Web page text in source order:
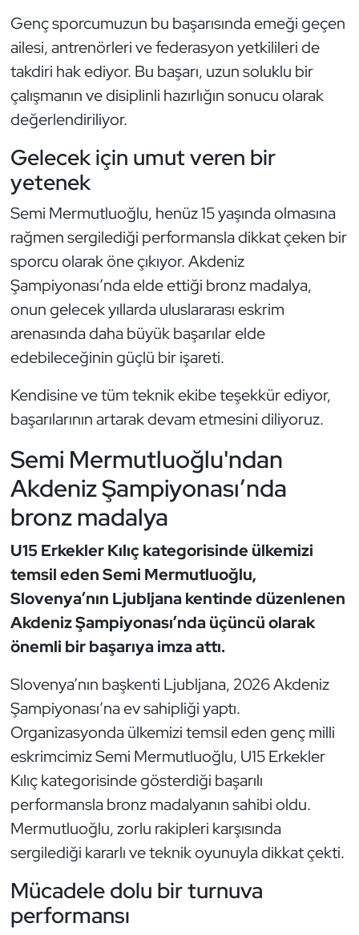
Genç sporcumuzun bu başarısında emeği geçen
ailesi, antrenörleri ve federasyon yetkilileri de
takdiri hak ediyor. Bu başarı, uzun soluklu bir
çalışmanın ve disiplinli hazırlığın sonucu olarak
değerlendiriliyor.
Gelecek için umut veren bir
yetenek
Semi Mermutluoğlu, henüz 15 yaşında olmasına
rağmen sergilediği performansla dikkat çeken bir
sporcu olarak öne çıkıyor. Akdeniz
Şampiyonası’nda elde ettiği bronz madalya,
onun gelecek yıllarda uluslararası eskrim
arenasında daha büyük başarılar elde
edebileceğinin güçlü bir işareti.
Kendisine ve tüm teknik ekibe teşekkür ediyor,
başarılarının artarak devam etmesini diliyoruz.
Semi Mermutluoğlu'ndan
Akdeniz Şampiyonası’nda
bronz madalya
U15 Erkekler Kılıç kategorisinde ülkemizi
temsil eden Semi Mermutluoğlu,
Slovenya’nın Ljubljana kentinde düzenlenen
Akdeniz Şampiyonası’nda üçüncü olarak
önemli bir başarıya imza attı.
Slovenya’nın başkenti Ljubljana, 2026 Akdeniz
Şampiyonası’na ev sahipliği yaptı.
Organizasyonda ülkemizi temsil eden genç milli
eskrimcimiz Semi Mermutluoğlu, U15 Erkekler
Kılıç kategorisinde gösterdiği başarılı
performansla bronz madalyanın sahibi oldu.
Mermutluoğlu, zorlu rakipleri karşısında
sergilediği kararlı ve teknik oyunuyla dikkat çekti.
Mücadele dolu bir turnuva
performansı
Oryantiring
Özel Sporcular
Paralimpik
Ragbi
Satranç
Sualtı Sporları
Tekvando
Tenis
Triatlon
Vücut Geliştirme Fitness
Wushu Kungfu
Yelken
Yüzme